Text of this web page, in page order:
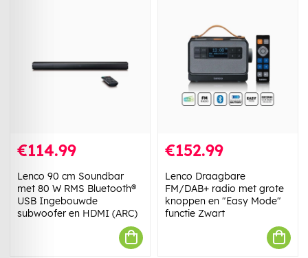
€114.99
Lenco 90 cm Soundbar
met 80 W RMS Bluetooth®
USB Ingebouwde
subwoofer en HDMI (ARC)
€152.99
Lenco Draagbare
FM/DAB+ radio met grote
knoppen en "Easy Mode"
functie Zwart